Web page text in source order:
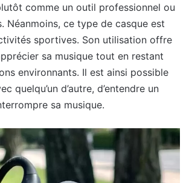
comme un outil professionnel ou
Néanmoins, ce type de casque est
sportives. Son utilisation offre
sa musique tout en restant
environnants. Il est ainsi possible
quelqu’un d’autre, d’entendre un
sa musique.